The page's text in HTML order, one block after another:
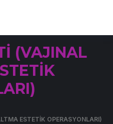
(VAJINAL
ESTETİK OPERASYONLARI)